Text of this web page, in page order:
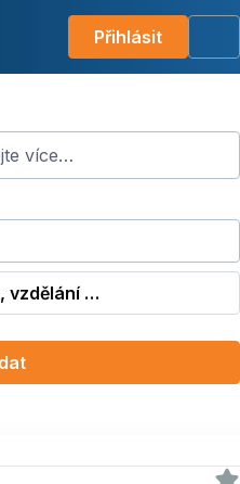
Přihlásit
více…
vzdělání …